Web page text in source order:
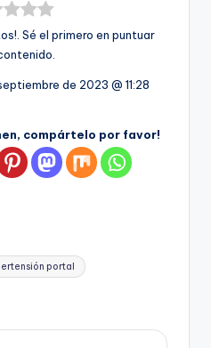
Sé el primero en puntuar
de 2023 @ 11:28
compártelo por favor!
portal